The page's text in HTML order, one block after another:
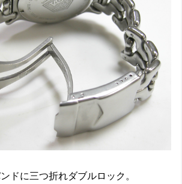
ドに三つ折れダブルロック。